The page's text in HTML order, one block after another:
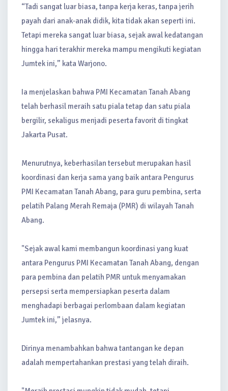
“Tadi sangat luar biasa, tanpa kerja keras, tanpa jerih
payah dari anak-anak didik, kita tidak akan seperti ini.
Tetapi mereka sangat luar biasa, sejak awal kedatangan
hingga hari terakhir mereka mampu mengikuti kegiatan
Jumtek ini,” kata Warjono.
Ia menjelaskan bahwa PMI Kecamatan Tanah Abang
telah berhasil meraih satu piala tetap dan satu piala
bergilir, sekaligus menjadi peserta favorit di tingkat
Jakarta Pusat.
Menurutnya, keberhasilan tersebut merupakan hasil
koordinasi dan kerja sama yang baik antara Pengurus
PMI Kecamatan Tanah Abang, para guru pembina, serta
pelatih Palang Merah Remaja (PMR) di wilayah Tanah
Abang.
"Sejak awal kami membangun koordinasi yang kuat
antara Pengurus PMI Kecamatan Tanah Abang, dengan
para pembina dan pelatih PMR untuk menyamakan
persepsi serta mempersiapkan peserta dalam
menghadapi berbagai perlombaan dalam kegiatan
Jumtek ini,” jelasnya.
Dirinya menambahkan bahwa tantangan ke depan
adalah mempertahankan prestasi yang telah diraih.